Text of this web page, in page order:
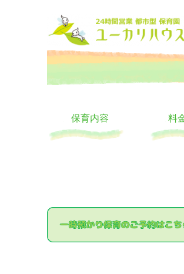
24時間託児所
大阪の24時間託児所 ユーカリハウス
保育内容 料